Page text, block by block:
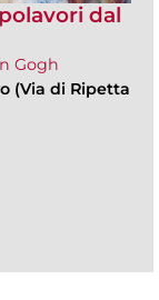
dal
Gogh
(Via di Ripetta